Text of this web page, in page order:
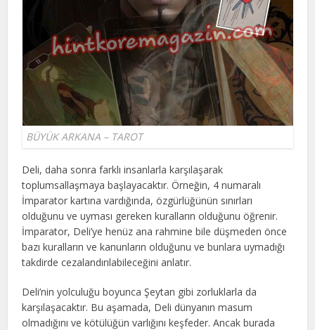
BÜYÜK ARKANA – TAROT
Deli, daha sonra farklı insanlarla karşılaşarak
toplumsallaşmaya başlayacaktır. Örneğin, 4 numaralı
İmparator kartına vardığında, özgürlüğünün sınırları
olduğunu ve uyması gereken kuralların olduğunu öğrenir.
İmparator, Deli’ye henüz ana rahmine bile düşmeden önce
bazı kuralların ve kanunların olduğunu ve bunlara uymadığı
takdirde cezalandırılabileceğini anlatır.
Deli’nin yolculuğu boyunca Şeytan gibi zorluklarla da
karşılaşacaktır. Bu aşamada, Deli dünyanın masum
olmadığını ve kötülüğün varlığını keşfeder. Ancak burada